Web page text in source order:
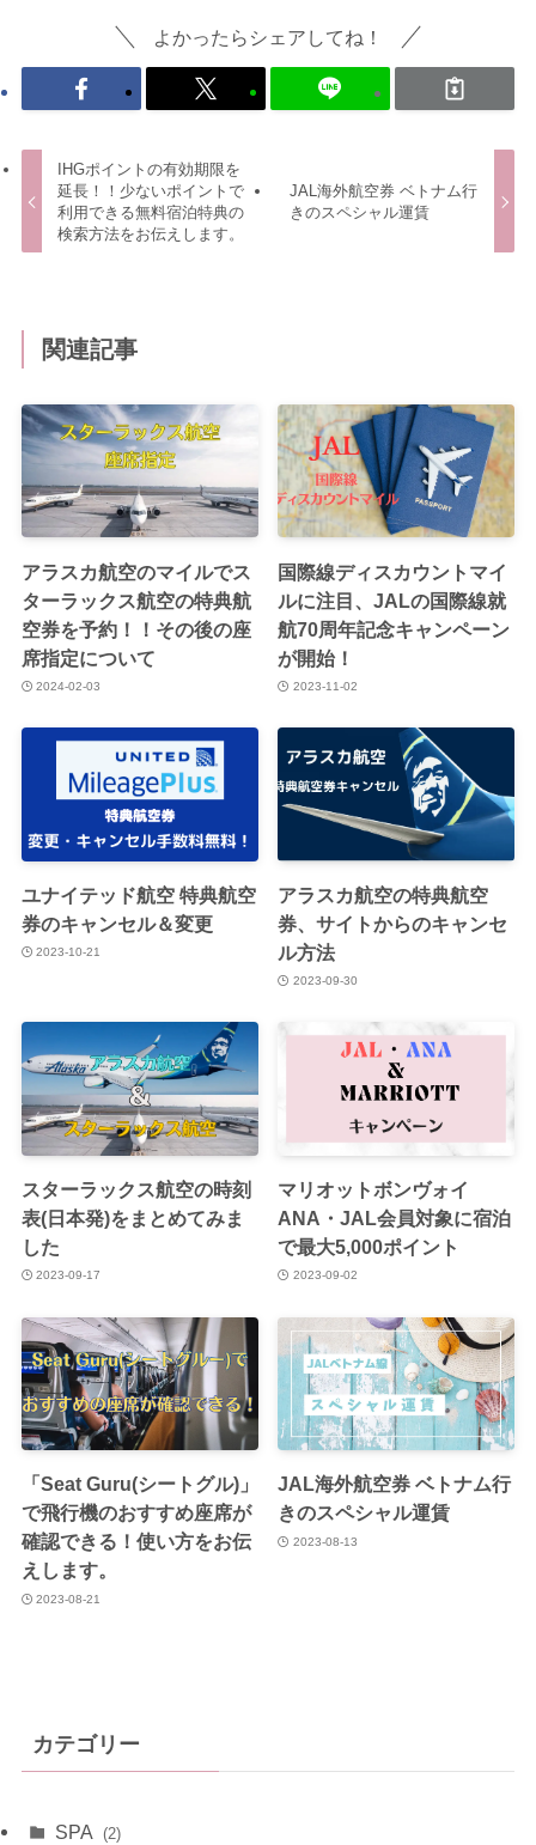
よかったらシェアしてね！
IHGポイントの有効期限を
延長！！少ないポイントで
利用できる無料宿泊特典の
検索方法をお伝えします。
JAL海外航空券 ベトナム行
きのスペシャル運賃
関連記事
アラスカ航空のマイルでス
ターラックス航空の特典航
空券を予約！！その後の座
席指定について
2024-02-03
国際線ディスカウントマイ
ルに注目、JALの国際線就
航70周年記念キャンペーン
が開始！
2023-11-02
ユナイテッド航空 特典航空
券のキャンセル＆変更
2023-10-21
アラスカ航空の特典航空
券、サイトからのキャンセ
ル方法
2023-09-30
スターラックス航空の時刻
表(日本発)をまとめてみま
した
2023-09-17
マリオットボンヴォイ
ANA・JAL会員対象に宿泊
で最大5,000ポイント
2023-09-02
「Seat Guru(シートグル)」
で飛行機のおすすめ座席が
確認できる！使い方をお伝
えします。
2023-08-21
JAL海外航空券 ベトナム行
きのスペシャル運賃
2023-08-13
カテゴリー
SPA (2)